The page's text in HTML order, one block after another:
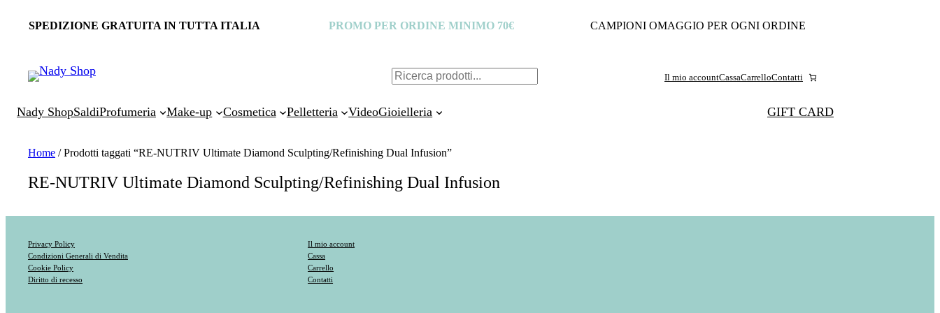
SPEDIZIONE GRATUITA IN TUTTA ITALIA PROMO PER ORDINE MINIMO 70€ CAMPIONI OMAGGIO PER OGNI ORDINE
C
r
a
Il mio accountCassaCarrelloContatti
Nady ShopSaldiProfumeria Make-up Cosmetica Pelletteria VideoGioielleria GIFT CARD
Home / Prodotti taggati “RE-NUTRIV Ultimate Diamond Sculpting/Refinishing Dual Infusion”
RE-NUTRIV Ultimate Diamond Sculpting/Refinishing Dual Infusion
Privacy Policy
Condizioni Generali di Vendita
Cookie Policy
Diritto di recesso
Il mio account
Cassa
Carrello
Contatti